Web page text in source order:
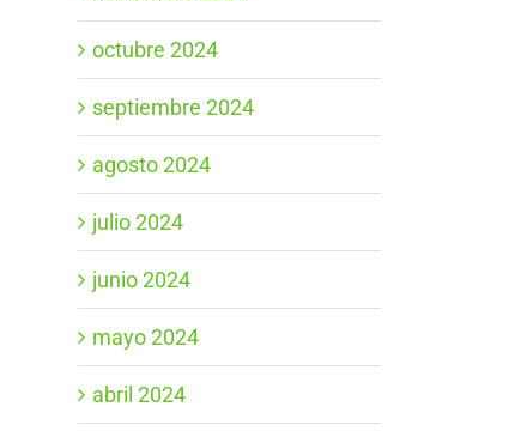
octubre 2024
septiembre 2024
agosto 2024
julio 2024
junio 2024
mayo 2024
abril 2024